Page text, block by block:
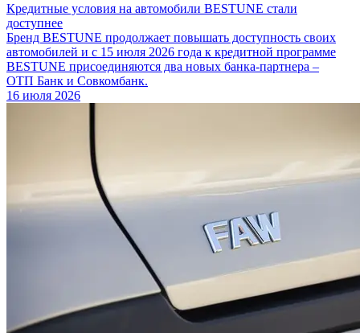
Кредитные условия на автомобили BESTUNE стали
доступнее
Бренд BESTUNE продолжает повышать доступность своих
автомобилей и с 15 июля 2026 года к кредитной программе
BESTUNE присоединяются два новых банка-партнера –
ОТП Банк и Совкомбанк.
16 июля 2026